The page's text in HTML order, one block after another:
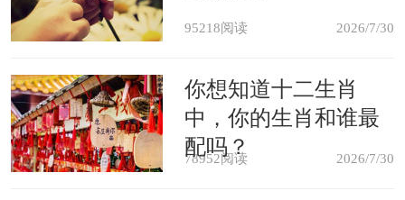
在8月份，属狗朋友不是很适合怀
够保持有规律的作息，务必要早睡早
起。晚上不管有什么事情，都不能一直
熬夜不睡觉，否则会给身体带来很大的
95218阅读 2026/7/30
你想知道十二生肖
中，你的生肖和谁最
配吗？
78952阅读 2026/7/30